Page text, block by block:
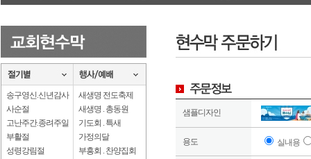
송구영신.신년감사
사순절
고난주간.종려주일
부활절
성령강림절
새생명 전도축제
새생명 . 총동원
기도회 . 특새
가정의달
부흥회 . 찬양집회
샘플디자인
용도 실내용